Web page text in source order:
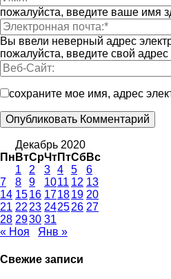
пожалуйста, введите ваше имя
Вы ввели неверный адрес
пожалуйста, введите свой
сохраните мое имя, адрес
Декабрь 2020
Пн ВтСрЧтПтСбВс
1
2 3 4 5
6
7
8 9 1011 12 13
14 1516 171819 20
21 22 23 242526 27
28 2930 31
« Ноя
Янв »
Свежие записи